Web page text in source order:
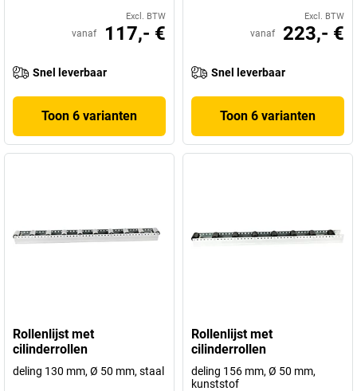
Excl. BTW
vanaf 117,- €
Snel leverbaar
Toon 6 varianten
Excl. BTW
vanaf 223,- €
Snel leverbaar
Toon 6 varianten
Rollenlijst met
cilinderrollen
deling 130 mm, Ø 50 mm, staal
Rollenlijst met
cilinderrollen
deling 156 mm, Ø 50 mm,
kunststof